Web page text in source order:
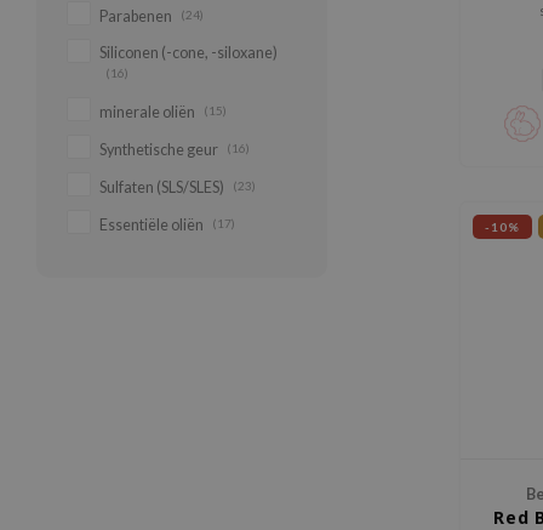
Parabenen (24)
Siliconen (-cone, -siloxane)
(16)
minerale oliën (15)
Synthetische geur (16)
Sulfaten (SLS/SLES) (23)
Essentiële oliën (17) -10%
Red